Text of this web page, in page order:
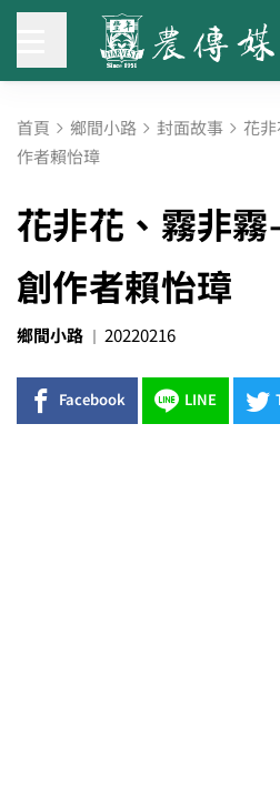
首頁 鄉間小路 封面故事 花
作者賴怡璋
花非花、霧非
創作者賴怡璋
鄉間小路 20220216
Facebook LINE